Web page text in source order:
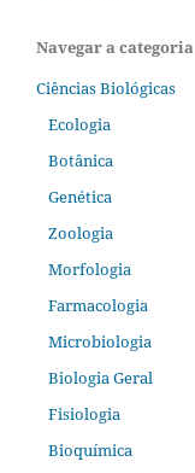
Navegar a categoria
Ciências Biológicas
Ecologia
Botânica
Genética
Zoologia
Morfologia
Farmacologia
Microbiologia
Biologia Geral
Fisiologia
Bioquímica